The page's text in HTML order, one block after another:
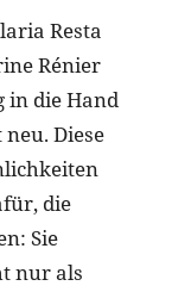
Resta
Rénier
in die Hand
Diese
die
Sie
nur als